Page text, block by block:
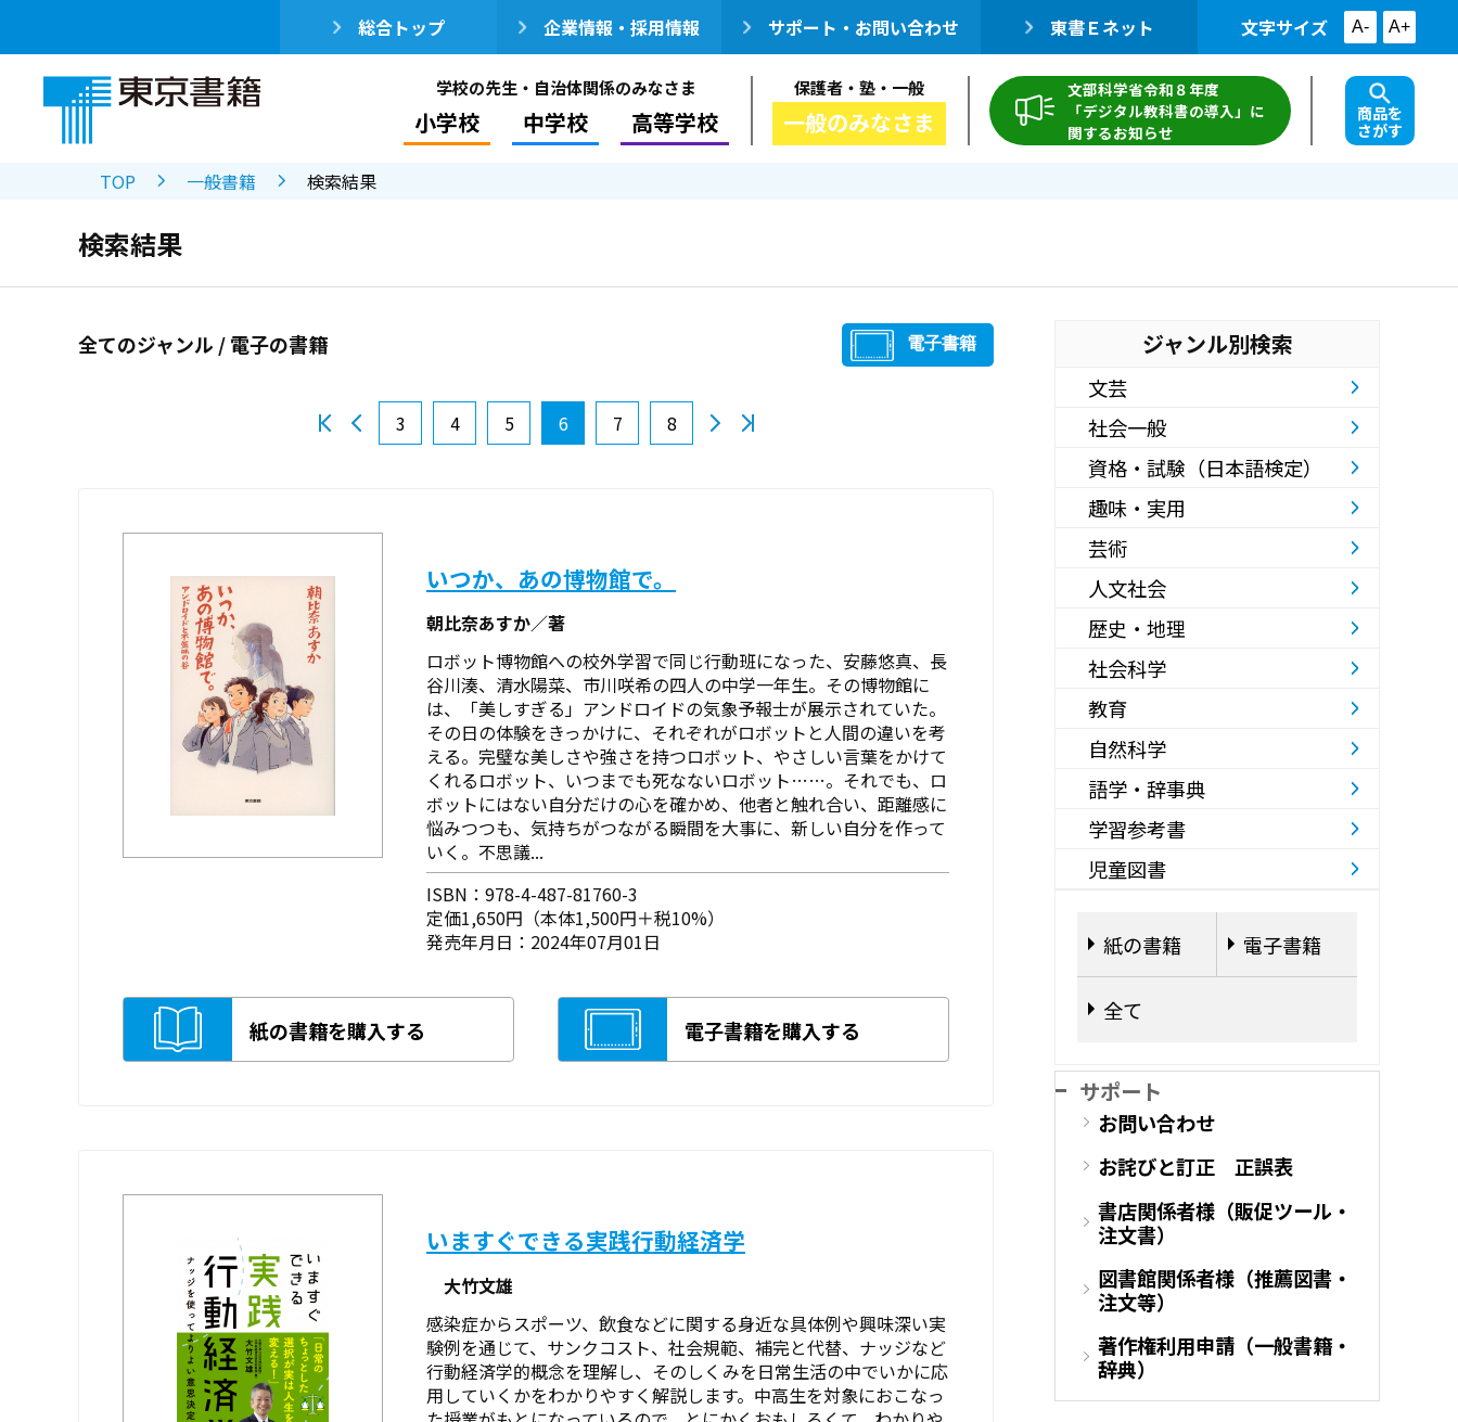
総合トップ 企業情報・採用情報 サポート・お問い合わせ 東書Ｅネット 文字サイズ A- A+
学校の先生・自治体関係のみなさま
小学校 中学校 高等学校
保護者・塾・一般
一般のみなさま
文部科学省令和８年度
「デジタル教科書の導入」に
関するお知らせ
商品を
さがす
TOP 一般書籍 検索結果
検索結果
全てのジャンル / 電子の書籍 電子書籍
3 4 5 6 7 8
いつか、あの博物館で。
朝比奈あすか／著
ロボット博物館への校外学習で同じ行動班になった、安藤悠真、長
谷川湊、清水陽菜、市川咲希の四人の中学一年生。その博物館に
は、「美しすぎる」アンドロイドの気象予報士が展示されていた。
その日の体験をきっかけに、それぞれがロボットと人間の違いを考
える。完璧な美しさや強さを持つロボット、やさしい言葉をかけて
くれるロボット、いつまでも死なないロボット……。それでも、ロ
ボットにはない自分だけの心を確かめ、他者と触れ合い、距離感に
悩みつつも、気持ちがつながる瞬間を大事に、新しい自分を作って
いく――。不思議...
ISBN：978-4-487-81760-3
定価1,650円（本体1,500円＋税10%）
発売年月日：2024年07月01日
紙の書籍を購入する 電子書籍を購入する
いますぐできる実践行動経済学
大竹文雄
感染症からスポーツ、飲食などに関する身近な具体例や興味深い実
験例を通じて、サンクコスト、社会規範、補完と代替、ナッジなど
行動経済学的概念を理解し、そのしくみを日常生活の中でいかに応
用していくかをわかりやすく解説します。中高生を対象におこなっ
ジャンル別検索
文芸
社会一般
資格・試験（日本語検定）
趣味・実用
芸術
人文社会
歴史・地理
社会科学
教育
自然科学
語学・辞事典
学習参考書
児童図書
紙の書籍 電子書籍
全て
サポート
お問い合わせ
お詫びと訂正 正誤表
書店関係者様（販促ツール・
注文書）
図書館関係者様（推薦図書・
注文等）
著作権利用申請（一般書籍・
辞典）